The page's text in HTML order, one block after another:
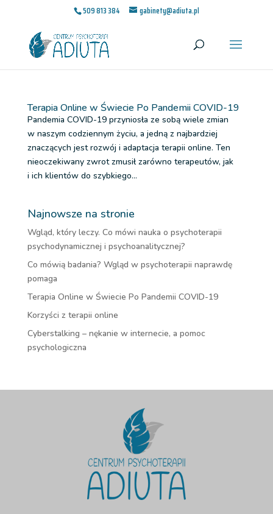
509 813 384 gabinety@adiuta.pl
Terapia Online w Świecie Po Pandemii COVID-19
Pandemia COVID-19 przyniosła ze sobą wiele zmian
w naszym codziennym życiu, a jedną z najbardziej
znaczących jest rozwój i adaptacja terapii online. Ten
nieoczekiwany zwrot zmusił zarówno terapeutów, jak
i ich klientów do szybkiego...
Najnowsze na stronie
Wgląd, który leczy. Co mówi nauka o psychoterapii
psychodynamicznej i psychoanalitycznej?
Co mówią badania? Wgląd w psychoterapii naprawdę
pomaga
Terapia Online w Świecie Po Pandemii COVID-19
Korzyści z terapii online
Cyberstalking – nękanie w internecie, a pomoc
psychologiczna